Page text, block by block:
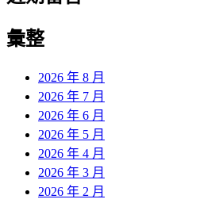
彙整
2026 年 8 月
2026 年 7 月
2026 年 6 月
2026 年 5 月
2026 年 4 月
2026 年 3 月
2026 年 2 月